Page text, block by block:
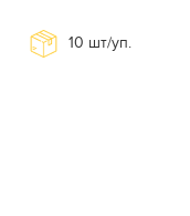
10 шт/уп.